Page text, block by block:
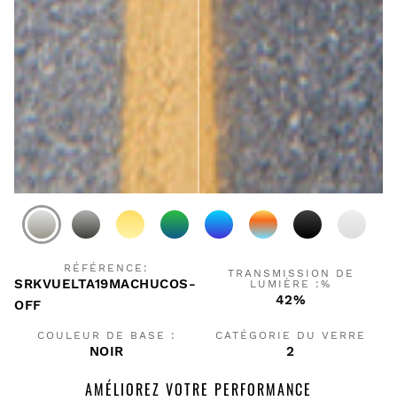
RÉFÉRENCE:
SRKVUELTA19MACHUCOS-
OFF
TRANSMISSION DE
LUMIÈRE :%
42%
COULEUR DE BASE :
NOIR
CATÉGORIE DU VERRE
2
AMÉLIOREZ VOTRE PERFORMANCE